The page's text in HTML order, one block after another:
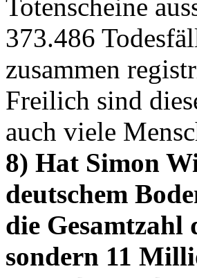
Totenscheine
373.486
zusammen
Freilich sind
auch viele
8) Hat Simon
deutschem
die Gesamtzahl
sondern 11